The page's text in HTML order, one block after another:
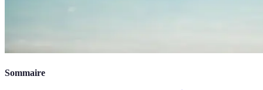
Sommaire